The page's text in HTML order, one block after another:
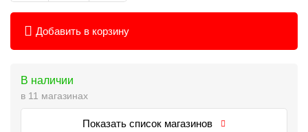
Добавить в корзину
В наличии
в 11 магазинах
Показать список магазинов